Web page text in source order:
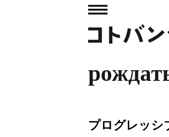
プログレッシ